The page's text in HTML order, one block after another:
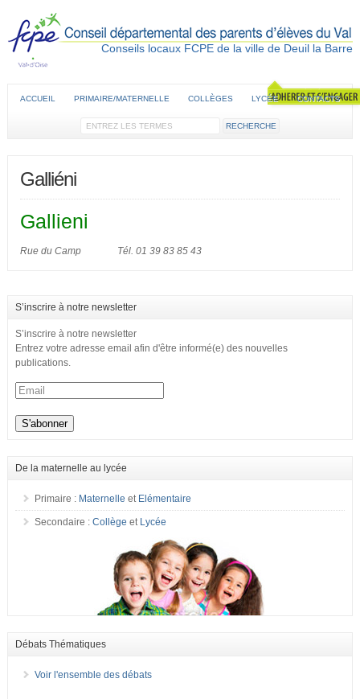
Conseils locaux FCPE de la ville de Deuil la Barre
ACCUEIL PRIMAIRE/MATERNELLE COLLÈGES LYCÉE CONTACTS
Galliéni
Gallieni
Rue du Camp Tél. 01 39 83 85 43
S’inscrire à notre newsletter
S’inscrire à notre newsletter
Entrez votre adresse email afin d'être informé(e) des nouvelles
publications.
De la maternelle au lycée
Primaire : Maternelle et Elémentaire
Secondaire : Collège et Lycée
Débats Thématiques
Voir l'ensemble des débats